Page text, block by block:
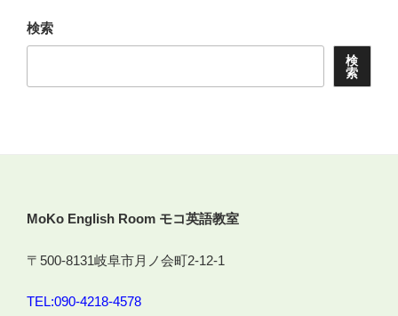
検索
検
索
MoKo English Room モコ英語教室
〒500-8131岐阜市月ノ会町2-12-1
TEL:090-4218-4578